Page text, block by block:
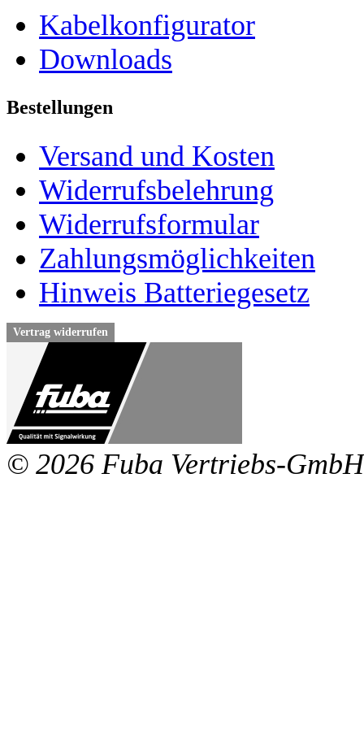
Kabelkonfigurator
Downloads
Bestellungen
Versand und Kosten
Widerrufsbelehrung
Widerrufsformular
Zahlungsmöglichkeiten
Hinweis Batteriegesetz
Vertrag widerrufen
© 2026 Fuba Vertriebs-GmbH